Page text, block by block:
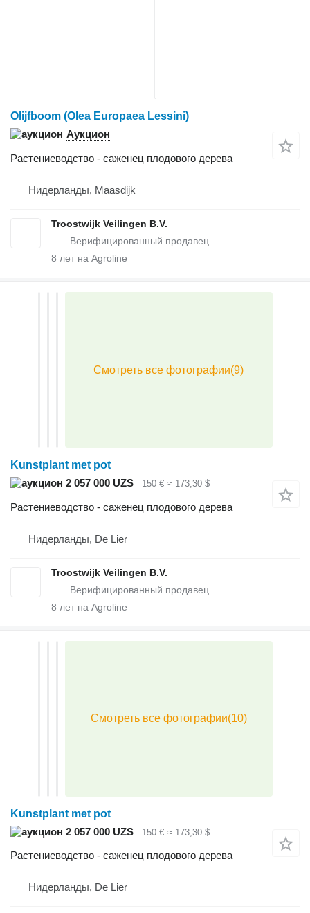
Olijfboom (Olea Europaea Lessini)
Аукцион
Растениеводство - саженец плодового дерева
Нидерланды, Maasdijk
Troostwijk Veilingen B.V.
8 лет на Agroline
Kunstplant met pot
2 057 000 UZS
150 € ≈ 173,30 $
Растениеводство - саженец плодового дерева
Нидерланды, De Lier
Troostwijk Veilingen B.V.
8 лет на Agroline
Kunstplant met pot
2 057 000 UZS
150 € ≈ 173,30 $
Растениеводство - саженец плодового дерева
Нидерланды, De Lier